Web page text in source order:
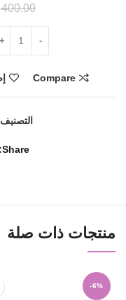
Compare
Share
منتجات ذات صلة
-6%